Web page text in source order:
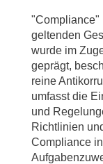
"Compliance"
geltenden
wurde im
geprägt,
reine
umfasst die
und
Richtlinien
Compliance